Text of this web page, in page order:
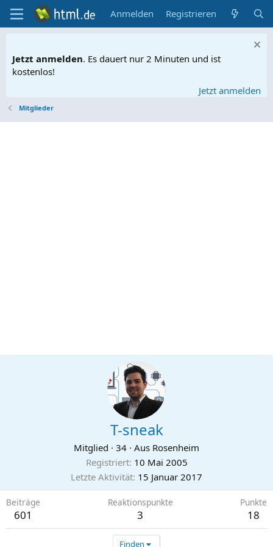
Anmelden Registrieren
Jetzt anmelden. Es dauert nur 2 Minuten und ist
kostenlos!
Jetzt anmelden
Mitglieder
T-sneak
Mitglied · 34 · Aus Rosenheim
Registriert 10 Mai 2005
Letzte Aktivität 15 Januar 2017
Beiträge
601
Reaktionspunkte
3
Punkte
18
Finden